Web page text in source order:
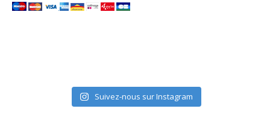
Suivez-nous sur Instagram